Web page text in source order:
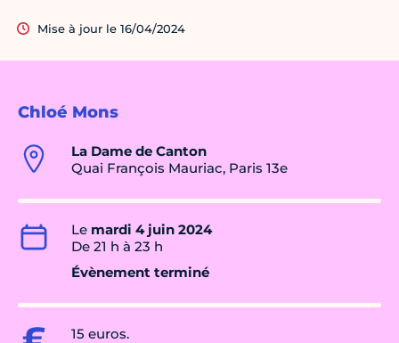
Chloé Mons
La Dame de Canton
Quai François Mauriac, Paris 13e
Le mardi 4 juin 2024
De 21 h à 23 h
Évènement terminé
15 euros.
Mise à jour le 16/04/2024